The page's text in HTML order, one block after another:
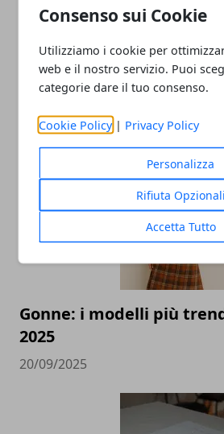
Consenso sui Cookie
Utilizziamo i cookie per
web e il nostro servizio. Puoi
categorie dare il tuo consenso.
Cookie Policy | Privacy Policy
Personalizza
Rifiuta Opzionali
Accetta Tutto
ARTICOLI CORRELATI
Gonne: i modelli più
2025
20/09/2025